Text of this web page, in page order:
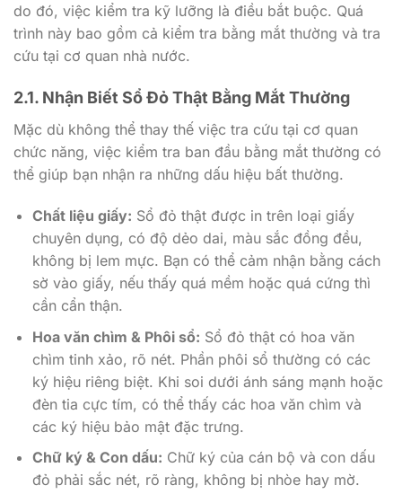
do đó, việc kiểm tra kỹ lưỡng là điều bắt buộc. Quá
trình này bao gồm cả kiểm tra bằng mắt thường và tra
cứu tại cơ quan nhà nước.
2.1. Nhận Biết Sổ Đỏ Thật Bằng Mắt Thường
Mặc dù không thể thay thế việc tra cứu tại cơ quan
chức năng, việc kiểm tra ban đầu bằng mắt thường có
thể giúp bạn nhận ra những dấu hiệu bất thường.
Chất liệu giấy: Sổ đỏ thật được in trên loại giấy
chuyên dụng, có độ dẻo dai, màu sắc đồng đều,
không bị lem mực. Bạn có thể cảm nhận bằng cách
sờ vào giấy, nếu thấy quá mềm hoặc quá cứng thì
cần cẩn thận.
Hoa văn chìm & Phôi sổ: Sổ đỏ thật có hoa văn
chìm tinh xảo, rõ nét. Phần phôi sổ thường có các
ký hiệu riêng biệt. Khi soi dưới ánh sáng mạnh hoặc
đèn tia cực tím, có thể thấy các hoa văn chìm và
các ký hiệu bảo mật đặc trưng.
Chữ ký & Con dấu: Chữ ký của cán bộ và con dấu
đỏ phải sắc nét, rõ ràng, không bị nhòe hay mờ.